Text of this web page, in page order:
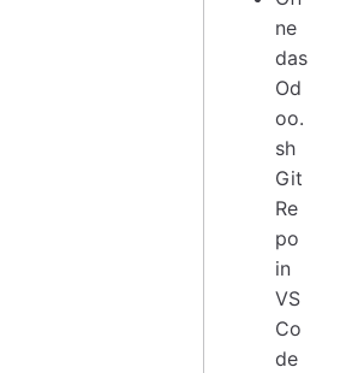
ne
das
Od
oo.
sh
Git
Re
po
in
VS
Co
de